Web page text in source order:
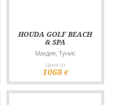
HOUDA GOLF BEACH
& SPA
Махдия, Тунис
Цени от
1068 €